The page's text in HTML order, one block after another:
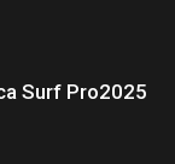
Surf Pro2025